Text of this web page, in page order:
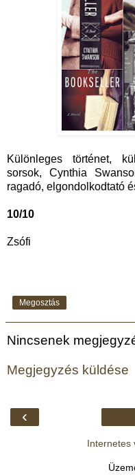
Különleges történet,
sorsok, Cynthia
ragadó, elgondolkodtató
10/10
Zsófi
Megosztás
Nincsenek
Megjegyzés küldése
‹
Internetes